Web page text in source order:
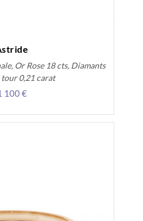
Or Rose 18 cts, Diamants
0,21 carat
100 €